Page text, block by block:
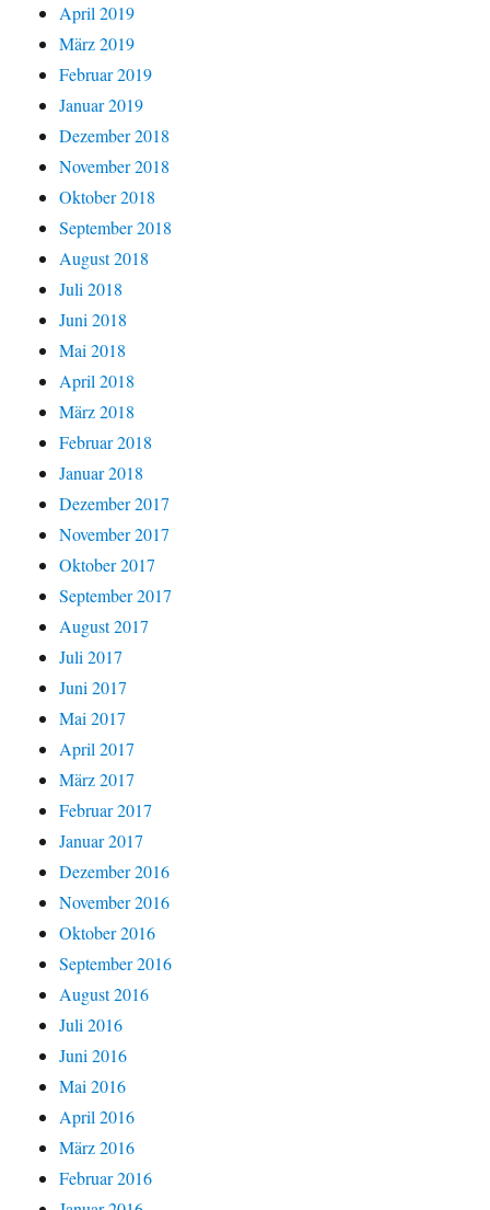
April 2019
März 2019
Februar 2019
Januar 2019
Dezember 2018
November 2018
Oktober 2018
September 2018
August 2018
Juli 2018
Juni 2018
Mai 2018
April 2018
März 2018
Februar 2018
Januar 2018
Dezember 2017
November 2017
Oktober 2017
September 2017
August 2017
Juli 2017
Juni 2017
Mai 2017
April 2017
März 2017
Februar 2017
Januar 2017
Dezember 2016
November 2016
Oktober 2016
September 2016
August 2016
Juli 2016
Juni 2016
Mai 2016
April 2016
März 2016
Februar 2016